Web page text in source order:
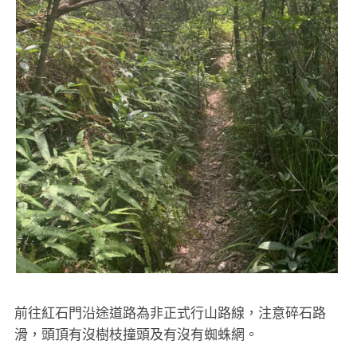
前往紅石門沿途道路為非正式行山路線，注意碎石路
滑，頭頂有沒樹枝撞頭及有沒有蜘蛛網。